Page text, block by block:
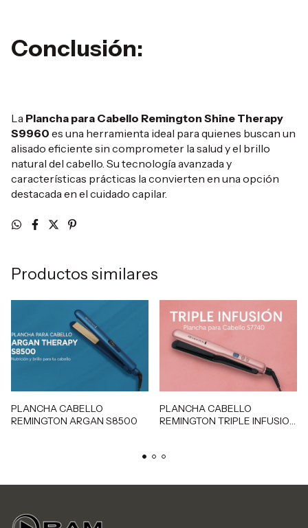
Conclusión:
La Plancha para Cabello Remington Shine Therapy
S9960 es una herramienta ideal para quienes buscan un
alisado eficiente sin comprometer la salud y el brillo
natural del cabello. Su tecnología avanzada y
características prácticas la convierten en una opción
destacada en el cuidado capilar.
Productos similares
PLANCHA CABELLO
REMINGTON ARGAN S8500
PLANCHA CABELLO
REMINGTON TRIPLE INFUSION